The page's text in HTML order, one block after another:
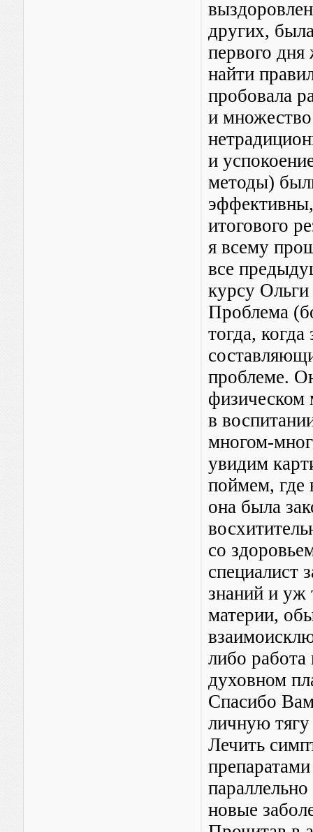
других,
первого
найти
пробовала
и
и
методы)
итогового
я всему
все
курсу
Проблема
тогда,
проблеме.
физическом
в
многом-
увидим
поймем, где
она была
со
специалист
знаний и уж
материи,
либо работа
духовном
Спасибо
личную
Лечить
новые